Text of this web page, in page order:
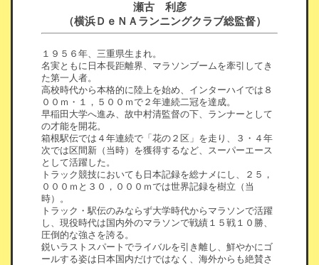
瀬古 利彦
（横浜ＤｅＮＡランニングクラブ総監督）
１９５６年、三重県生まれ。
名実ともに日本長距離界、マラソンブームを牽引してき
た第一人者。
高校時代から本格的に陸上を始め、インターハイでは８
００ｍ・１，５００ｍで２年連続二冠を達成。
早稲田大学へ進み、故中村清監督の下、ランナーとして
の才能を開花。
箱根駅伝では４年連続で「花の２区」を走り、３・４年
次では区間新（当時）を獲得するなど、スーパーエース
として活躍した。
トラック競技においても日本記録を総ナメにし、２５，
０００ｍと３０，０００ｍでは世界記録を樹立（当
時）。
トラック・駅伝のみならず大学時代からマラソンで活躍
し、現役時代は国内外のマラソンで戦績１５戦１０勝、
圧倒的な強さを誇る。
鋭いラストスパートでライバルを引き離し、鮮やかにゴ
ールする姿は日本国内だけではなく、海外からも絶賛さ